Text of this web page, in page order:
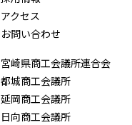
アクセス
お問い合わせ
宮崎県商工会議所連合会
都城商工会議所
延岡商工会議所
日向商工会議所